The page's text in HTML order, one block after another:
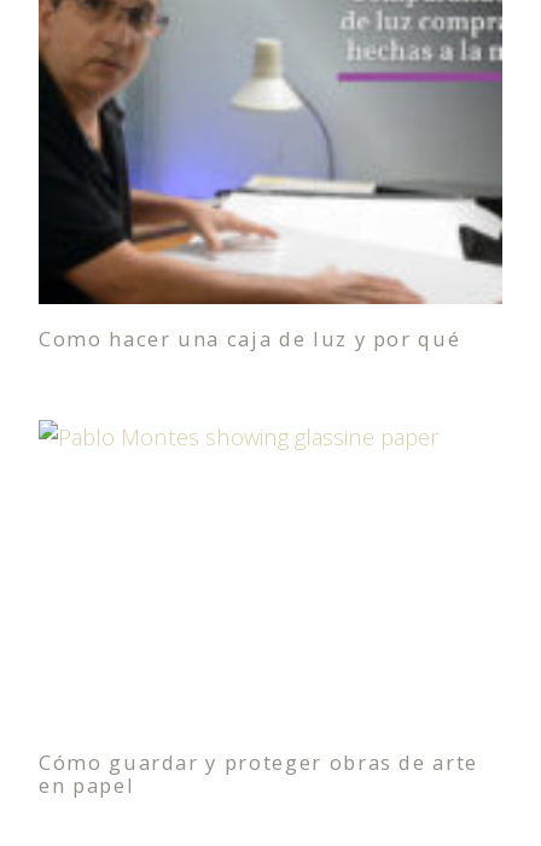
Como hacer una caja de luz y por qué
Cómo guardar y proteger obras de arte
en papel